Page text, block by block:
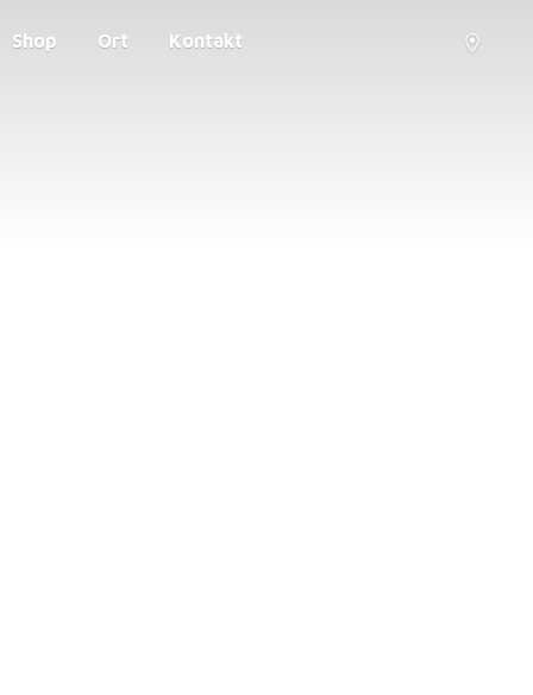
Shop Ort Kontakt